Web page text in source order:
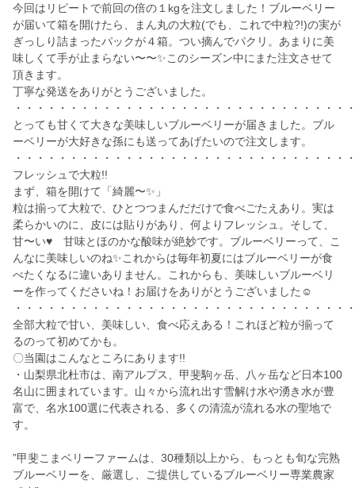
今回はリピートで前回の倍の１kgを注文しました！ブルーベリー
が届いて箱を開けたら、まん丸の大粒(でも、これで中粒?!)の実が
ぎっしり詰まったパックが４箱。つい摘んでパクリ。あまりに美
味しくて手が止まらない〜〜✨このシーズン中にまた注文させて
頂きます。
丁寧な発送をありがとうございました。
・・・・・・・・・・・・・・・・・・・・・・・・・・・・・・
とっても甘くて大きな美味しいブルーベリーが届きました。ブル
ーベリーが大好きな孫にも送ってあげたいので注文します。
・・・・・・・・・・・・・・・・・・・・・・・・・・・・・・
フレッシュで大粒!!
まず、箱を開けて「綺麗〜✨」
粒は揃って大粒で、ひとつつまんだだけで食べごたえあり。実は
柔らかいのに、皮には貼りがあり、何よりフレッシュ。そして、
甘〜い♥ 甘味とほのかな酸味が絶妙です。ブルーベリーって、こ
んなに美味しいのね✨これからは毎年初夏にはブルーベリーが食
べたくなるに違いありません。これからも、美味しいブルーベリ
ーを作ってくださいね！お届けをありがとうございました☺
・・・・・・・・・・・・・・・・・・・・・・・・・・・・・・
全部大粒で甘い、美味しい、食べ応えある！これほど粒が揃って
るのって初めてかも。
〇当園はこんなところにあります!!
・山梨県北杜市は、南アルプス、甲斐駒ヶ岳、八ヶ岳など日本100
名山に囲まれています。山々から流れ出す雪解け水や湧き水が豊
富で、名水100選に代表される、多くの清流が流れる水の聖地で
す。
”甲斐こまベリーファームは、30種類以上から、もっとも旬な完熟
ブルーベリーを、厳選し、ご提供しているブルーベリー専業農家